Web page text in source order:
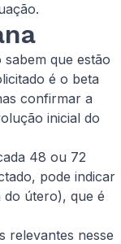
que estão
é o beta
confirmar a
inicial do
48 ou 72
pode indicar
do útero), que é
relevantes nesse